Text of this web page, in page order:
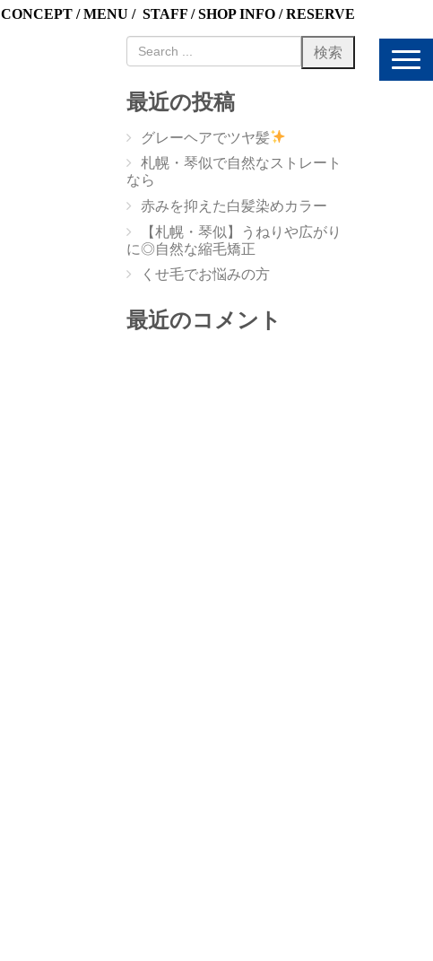
CONCEPT /MENU / STAFF /SHOP INFO /RESERVE
N
最近の投稿
グレーヘアでツヤ髪
札幌・琴似で自然なストレート
なら
赤みを抑えた白髪染めカラー
【札幌・琴似】うねりや広がり
に◎自然な縮毛矯正
くせ毛でお悩みの方
最近のコメント